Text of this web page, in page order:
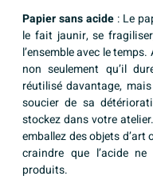
Papier sans acide: Le
le fait jaunir, se
l’ensemble avec le
non seulement qu’il
réutilisé davantage,
soucier de sa
stockez dans votre
emballez des objets d’art
craindre que l’acide
produits.